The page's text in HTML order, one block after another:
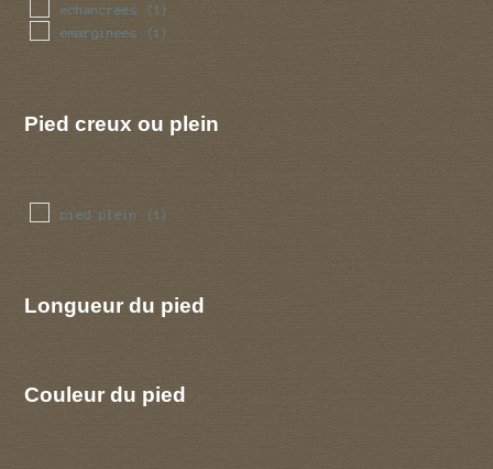
echancrees (1)
emarginees (1)
Pied creux ou plein
pied plein (1)
Longueur du pied
Couleur du pied